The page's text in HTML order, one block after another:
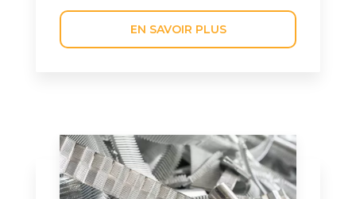
EN SAVOIR PLUS